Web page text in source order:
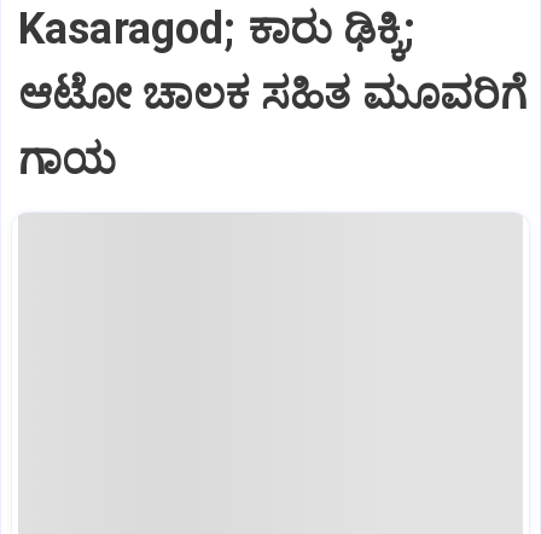
Kasaragod; ಕಾರು ಢಿಕ್ಕಿ;
ಆಟೋ ಚಾಲಕ ಸಹಿತ ಮೂವರಿಗೆ
ಗಾಯ